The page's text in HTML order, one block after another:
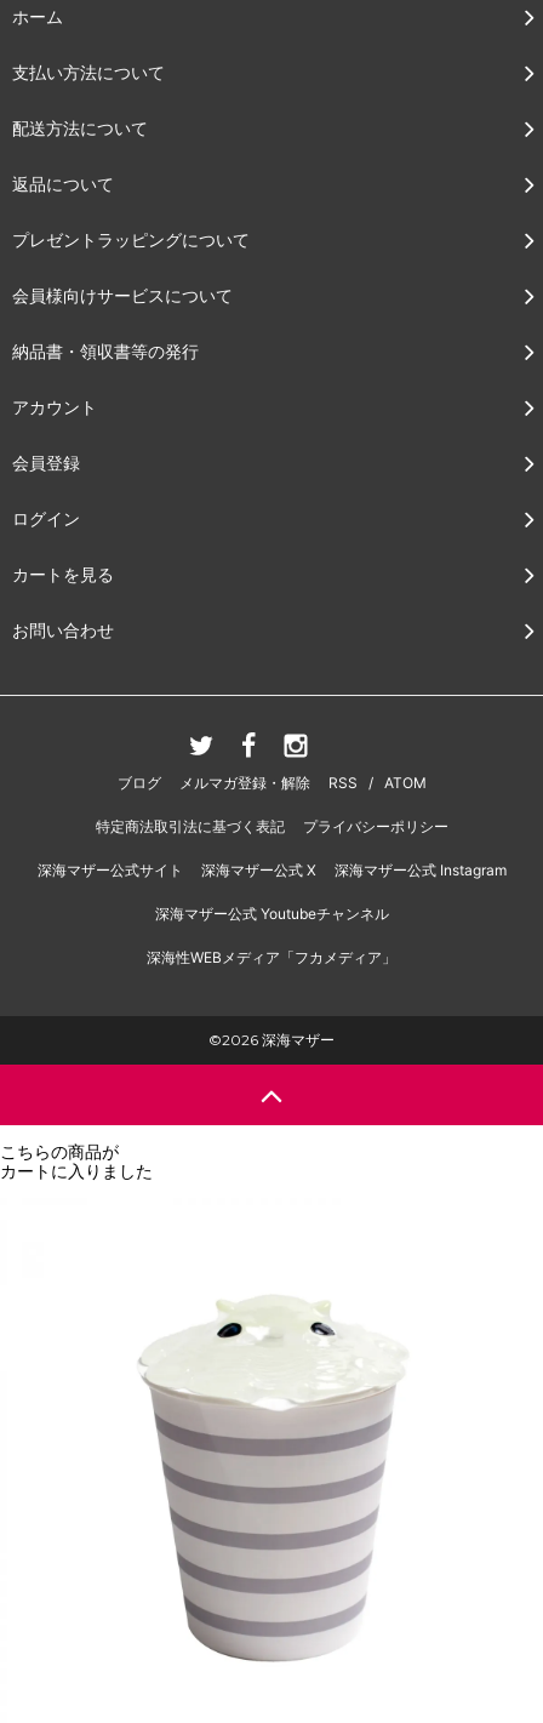
ホーム
支払い方法について
配送方法について
返品について
プレゼントラッピングについて
会員様向けサービスについて
納品書・領収書等の発行
アカウント
会員登録
ログイン
カートを見る
お問い合わせ
ブログ メルマガ登録・解除 RSS / ATOM
特定商法取引法に基づく表記 プライバシーポリシー
深海マザー公式サイト 深海マザー公式 X 深海マザー公式 Instagram
深海マザー公式 Youtubeチャンネル
深海性WEBメディア「フカメディア」
©2026 深海マザー
こちらの商品が
カートに入りました